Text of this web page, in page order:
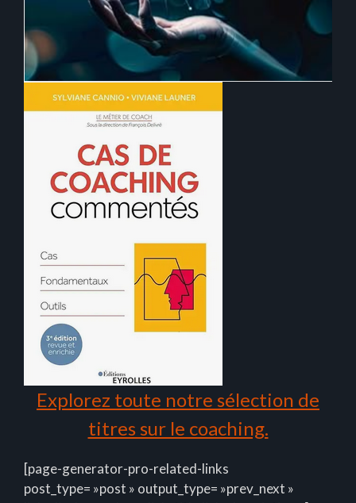
Explorez toute notre sélection de
titres sur le coaching.
[page-generator-pro-related-links
post_type= »post » output_type= »prev_next »